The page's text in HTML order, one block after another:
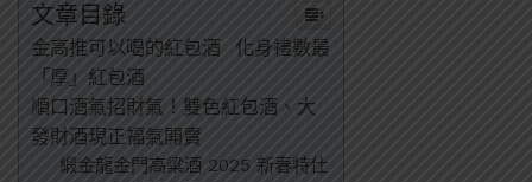
文章目錄
金高推可以喝的紅包酒 化身禮數最
「厚」紅包酒
順口酒氣招財氣！雙色紅包酒、大
發財酒現正福氣開賣
緞金龍金門高粱酒 2025 新春特仕